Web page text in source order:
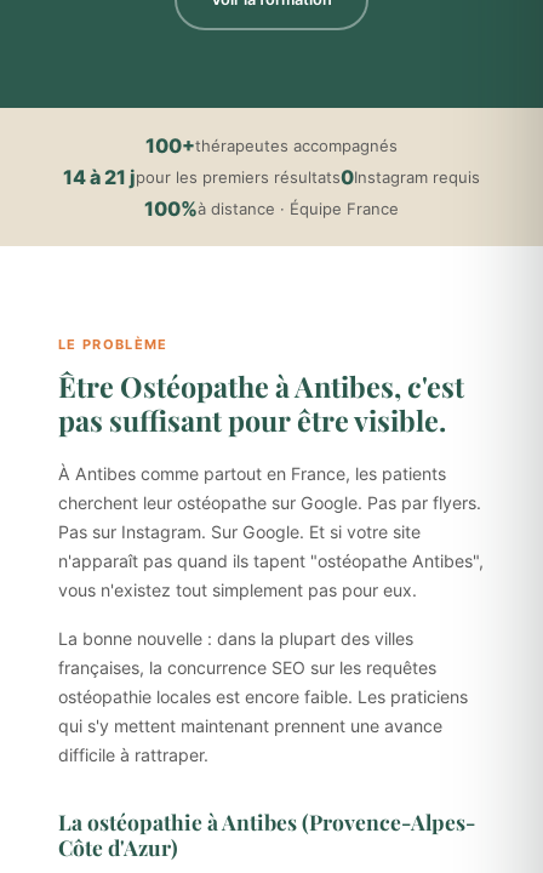
100+thérapeutes accompagnés
14 à 21 jpour les premiers résultats0Instagram requis
100%à distance · Équipe France
LE PROBLÈME
Être Ostéopathe à Antibes, c'est
pas suffisant pour être visible.
À Antibes comme partout en France, les patients
cherchent leur ostéopathe sur Google. Pas par flyers.
Pas sur Instagram. Sur Google. Et si votre site
n'apparaît pas quand ils tapent "ostéopathe Antibes",
vous n'existez tout simplement pas pour eux.
La bonne nouvelle : dans la plupart des villes
françaises, la concurrence SEO sur les requêtes
ostéopathie locales est encore faible. Les praticiens
qui s'y mettent maintenant prennent une avance
difficile à rattraper.
La ostéopathie à Antibes (Provence-Alpes-
Côte d'Azur)